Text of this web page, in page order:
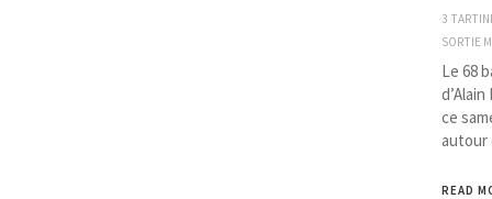
3
SORTIE
Le 68
ce
autour
READ